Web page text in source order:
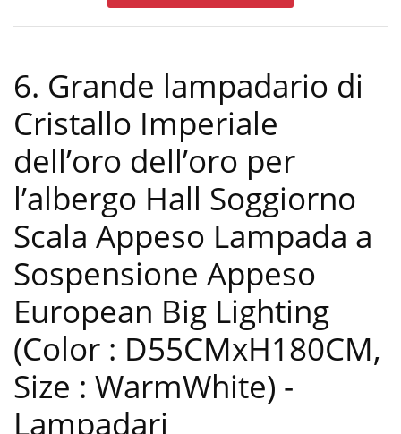
6. Grande lampadario di
Cristallo Imperiale
dell’oro dell’oro per
l’albergo Hall Soggiorno
Scala Appeso Lampada a
Sospensione Appeso
European Big Lighting
(Color : D55CMxH180CM,
Size : WarmWhite) -
Lampadari